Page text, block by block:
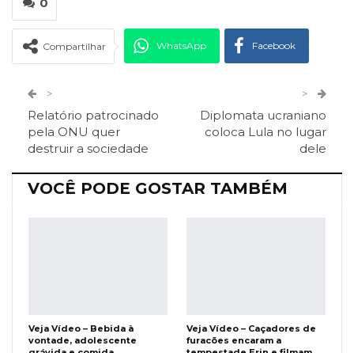
Compartilhar WhatsApp Facebook
ReddIt Telegram
>
Relatório patrocinado
pela ONU quer
destruir a sociedade
>
Diplomata ucraniano
coloca Lula no lugar
dele
VOCÊ PODE GOSTAR TAMBÉM
Veja Vídeo – Bebida à
vontade, adolescente
Veja Vídeo – Caçadores de
furacões encaram a